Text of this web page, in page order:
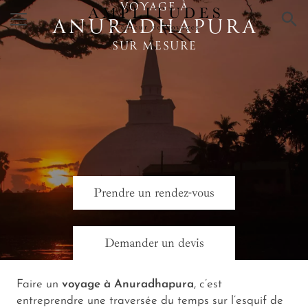
× VOYAGE À
ANURADHAPURA
SUR MESURE
Prendre un rendez-vous
Demander un devis
Faire un voyage à Anuradhapura, c’est
entreprendre une traversée du temps sur l’esquif de